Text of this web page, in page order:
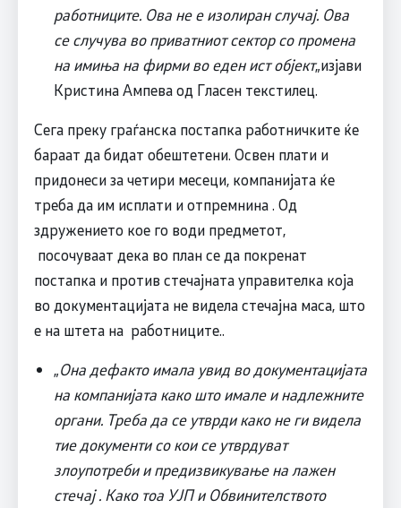
работниците. Ова не е изолиран случај. Ова
се случува во приватниот сектор со промена
на имиња на фирми во еден ист објект„изјави
Кристина Ампева од Гласен текстилец.
Сега преку граѓанска постапка работничките ќе
бараат да бидат обештетени. Освен плати и
придонеси за четири месеци, компанијата ќе
треба да им исплати и отпремнина . Од
здружението кое го води предметот,
посочуваат дека во план се да покренат
постапка и против стечајната управителка која
во документацијата не видела стечајна маса, што
е на штета на работниците..
„Она дефакто имала увид во документацијата
на компанијата како што имале и надлежните
органи. Треба да се утврди како не ги видела
тие документи со кои се утврдуват
злоупотреби и предизвикување на лажен
стечај . Како тоа УЈП и Обвинителството